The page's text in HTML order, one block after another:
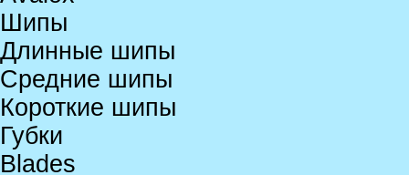
Шипы
Длинные шипы
Средние шипы
Короткие шипы
Губки
Blades